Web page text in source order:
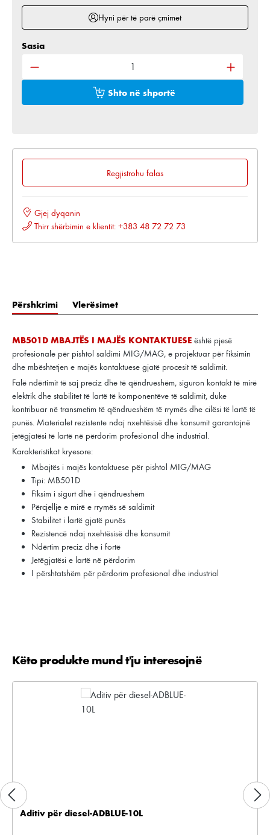
Hyni për të parë çmimet
Sasia e produktit: Shkruani sasinë e dëshiruar
Sasia
Shto në shportë
Regjistrohu falas
Gjej dyqanin
Thirr shërbimin e klientit: +383 48 72 72 73
Përshkrimi Vlerësimet
MB501D MBAJTËS I MAJËS KONTAKTUESE është pjesë
profesionale për pishtol saldimi MIG/MAG, e projektuar për fiksimin
dhe mbështetjen e majës kontaktuese gjatë procesit të saldimit.
Falë ndërtimit të saj preciz dhe të qëndrueshëm, siguron kontakt të mirë
elektrik dhe stabilitet të lartë të komponentëve të saldimit, duke
kontribuar në transmetim të qëndrueshëm të rrymës dhe cilësi të lartë të
punës. Materialet rezistente ndaj nxehtësisë dhe konsumit garantojnë
jetëgjatësi të lartë në përdorim profesional dhe industrial.
Karakteristikat kryesore:
Mbajtës i majës kontaktuese për pishtol MIG/MAG
Tipi: MB501D
Fiksim i sigurt dhe i qëndrueshëm
Përcjellje e mirë e rrymës së saldimit
Stabilitet i lartë gjatë punës
Rezistencë ndaj nxehtësisë dhe konsumit
Ndërtim preciz dhe i fortë
Jetëgjatësi e lartë në përdorim
I përshtatshëm për përdorim profesional dhe industrial
Kalo galerinë e produktit
Këto produkte mund t'ju interesojnë
Aditiv për diesel-ADBLUE-10L